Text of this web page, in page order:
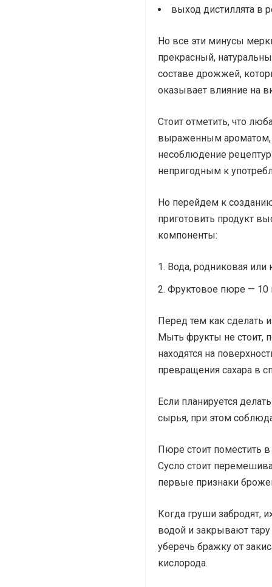
выход дистиллята в
Но все эти минусы
прекрасный,
составе дрожжей,
оказывает влияние на
Стоит отметить, что
выраженным ароматом,
несоблюдение
непригодным к
Но перейдем к
приготовить продукт
компоненты:
Вода, родниковая или
Фруктовое пюре — 10
Перед тем как сделать
Мыть фрукты не стоит,
находятся на
превращения сахара в
Если планируется
сырья, при этом
Пюре стоит поместить
Сусло стоит
первые признаки
Когда груши забродят,
водой и закрывают
уберечь бражку от
кислорода.